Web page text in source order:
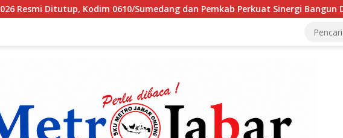
dan Pemkab Perkuat Sinergi Bangun Desa PM Anutin: Indonesia